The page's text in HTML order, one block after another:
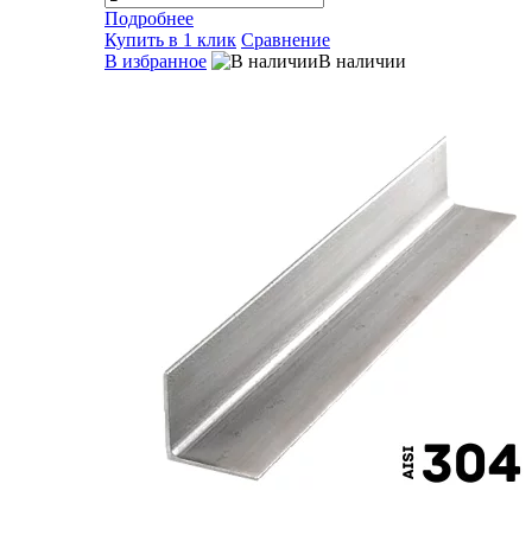
Подробнее
Купить в 1 клик Сравнение
В избранное
В наличии